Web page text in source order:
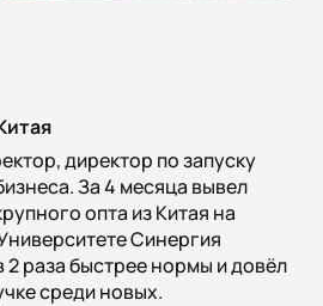
директор по запуску
За 4 месяца вывел
опта из Китая на
Синергия
2 раза быстрее нормы и довёл
среди новых.